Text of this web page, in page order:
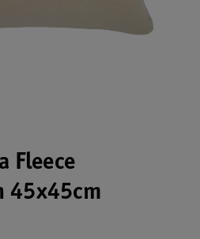
Fleece
45x45cm